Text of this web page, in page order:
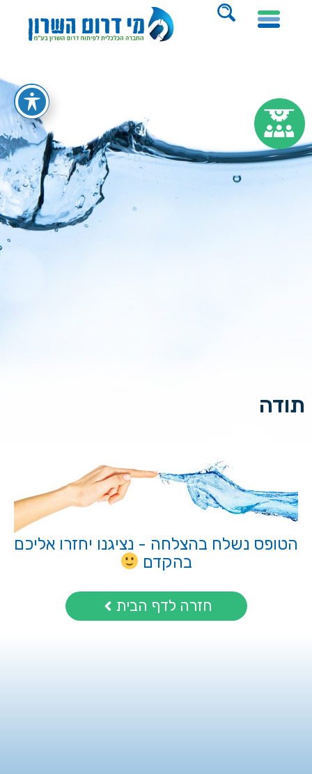
תודה
הטופס נשלח בהצלחה - נציגנו יחזרו אליכם
בהקדם
חזרה לדף הבית